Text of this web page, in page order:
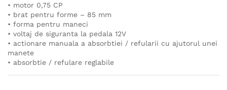
• motor 0,75 CP
• brat pentru forme – 85 mm
• forma pentru maneci
• voltaj de siguranta la pedala 12V
• actionare manuala a absorbtiei / refularii cu ajutorul unei
manete
• absorbtie / refulare reglabile